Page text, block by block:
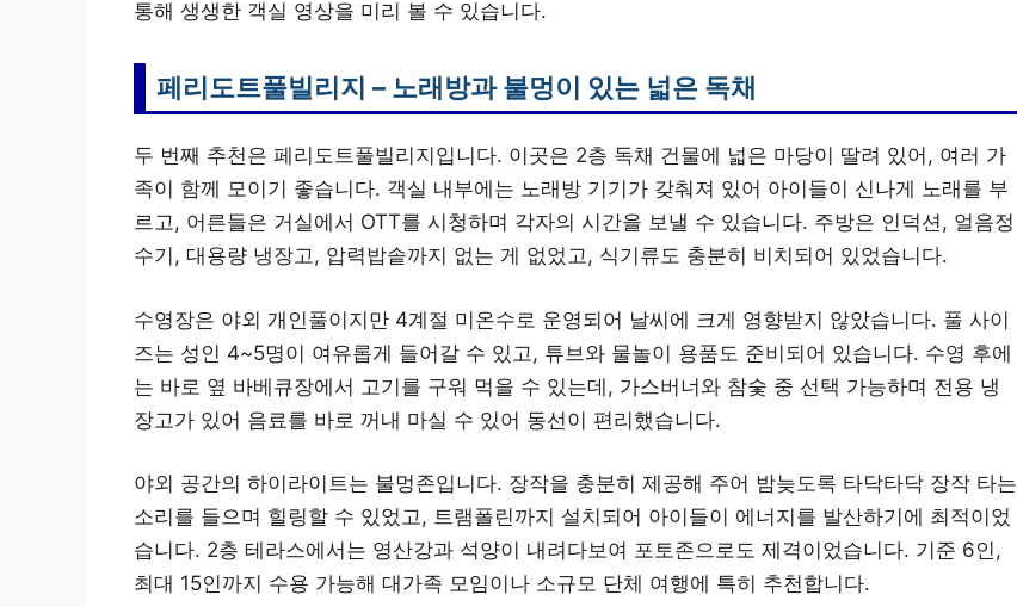
통해 생생한 객실 영상을 미리 볼 수 있습니다.
페리도트풀빌리지 – 노래방과 불멍이 있는 넓은 독채
두 번째 추천은 페리도트풀빌리지입니다. 이곳은 2층 독채 건물에 넓은 마당이 딸려 있어, 여러 가
족이 함께 모이기 좋습니다. 객실 내부에는 노래방 기기가 갖춰져 있어 아이들이 신나게 노래를 부
르고, 어른들은 거실에서 OTT를 시청하며 각자의 시간을 보낼 수 있습니다. 주방은 인덕션, 얼음정
수기, 대용량 냉장고, 압력밥솥까지 없는 게 없었고, 식기류도 충분히 비치되어 있었습니다.
수영장은 야외 개인풀이지만 4계절 미온수로 운영되어 날씨에 크게 영향받지 않았습니다. 풀 사이
즈는 성인 4~5명이 여유롭게 들어갈 수 있고, 튜브와 물놀이 용품도 준비되어 있습니다. 수영 후에
는 바로 옆 바베큐장에서 고기를 구워 먹을 수 있는데, 가스버너와 참숯 중 선택 가능하며 전용 냉
장고가 있어 음료를 바로 꺼내 마실 수 있어 동선이 편리했습니다.
야외 공간의 하이라이트는 불멍존입니다. 장작을 충분히 제공해 주어 밤늦도록 타닥타닥 장작 타는
소리를 들으며 힐링할 수 있었고, 트램폴린까지 설치되어 아이들이 에너지를 발산하기에 최적이었
습니다. 2층 테라스에서는 영산강과 석양이 내려다보여 포토존으로도 제격이었습니다. 기준 6인,
최대 15인까지 수용 가능해 대가족 모임이나 소규모 단체 여행에 특히 추천합니다.